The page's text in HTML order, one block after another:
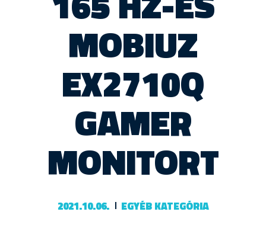
MOBIUZ
EX2710Q
GAMER
MONITORT
2021.10.06. EGYÉB KATEGÓRIA